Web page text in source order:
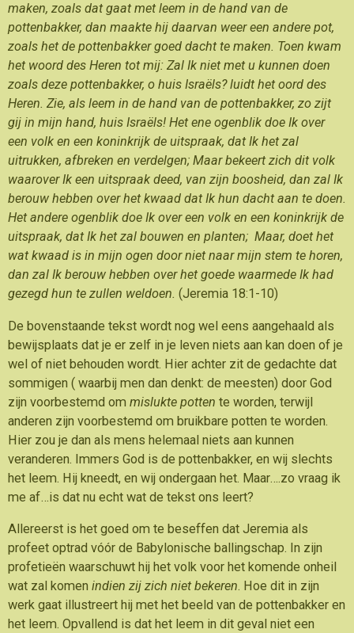
maken, zoals dat gaat met leem in de hand van de
pottenbakker, dan maakte hij daarvan weer een andere pot,
zoals het de pottenbakker goed dacht te maken. Toen kwam
het woord des Heren tot mij: Zal Ik niet met u kunnen doen
zoals deze pottenbakker, o huis Israëls? luidt het oord des
Heren. Zie, als leem in de hand van de pottenbakker, zo zijt
gij in mijn hand, huis Israëls! Het ene ogenblik doe Ik over
een volk en een koninkrijk de uitspraak, dat Ik het zal
uitrukken, afbreken en verdelgen; Maar bekeert zich dit volk
waarover Ik een uitspraak deed, van zijn boosheid, dan zal Ik
berouw hebben over het kwaad dat Ik hun dacht aan te doen.
Het andere ogenblik doe Ik over een volk en een koninkrijk de
uitspraak, dat Ik het zal bouwen en planten; Maar, doet het
wat kwaad is in mijn ogen door niet naar mijn stem te horen,
dan zal Ik berouw hebben over het goede waarmede Ik had
gezegd hun te zullen weldoen. (Jeremia 18:1-10)
De bovenstaande tekst wordt nog wel eens aangehaald als
bewijsplaats dat je er zelf in je leven niets aan kan doen of je
wel of niet behouden wordt. Hier achter zit de gedachte dat
sommigen ( waarbij men dan denkt: de meesten) door God
zijn voorbestemd om mislukte potten te worden, terwijl
anderen zijn voorbestemd om bruikbare potten te worden.
Hier zou je dan als mens helemaal niets aan kunnen
veranderen. Immers God is de pottenbakker, en wij slechts
het leem. Hij kneedt, en wij ondergaan het. Maar….zo vraag ik
me af…is dat nu echt wat de tekst ons leert?
Allereerst is het goed om te beseffen dat Jeremia als
profeet optrad vóór de Babylonische ballingschap. In zijn
profetieën waarschuwt hij het volk voor het komende onheil
wat zal komen indien zij zich niet bekeren. Hoe dit in zijn
werk gaat illustreert hij met het beeld van de pottenbakker en
het leem. Opvallend is dat het leem in dit geval niet een